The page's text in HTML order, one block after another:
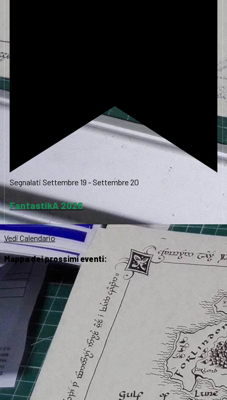
Segnalati Settembre 19 - Settembre 20
FantastikA 2026
Vedi Calendario
Mappa dei prossimi eventi: